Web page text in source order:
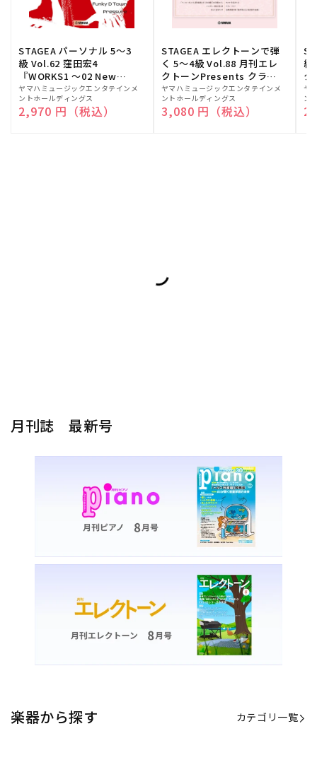
STAGEA パーソナル 5～3
級 Vol.62 窪田宏4
『WORKS1 ～02 New
edition～』
販
売
元:
ヤマハミュージックエンタテインメ
ントホールディングス
通常価格
2,970 円（税込）
STAGEA エレクトーンで弾
く 5～4級 Vol.88 月刊エレ
クトーンPresents クラシ
ック名曲集
販
売
元:
ヤマハミュージックエンタテインメ
ントホールディングス
通常価格
3,080 円（税込）
級
ク
販
売
元:
ヤ
ン
カテゴリ一覧